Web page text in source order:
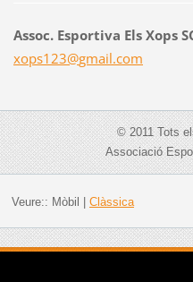
Assoc. Esportiva Els Xops
xops123@gmail.com
© 2011 Tots
Associació
Veure:: Mòbil | Clàssica